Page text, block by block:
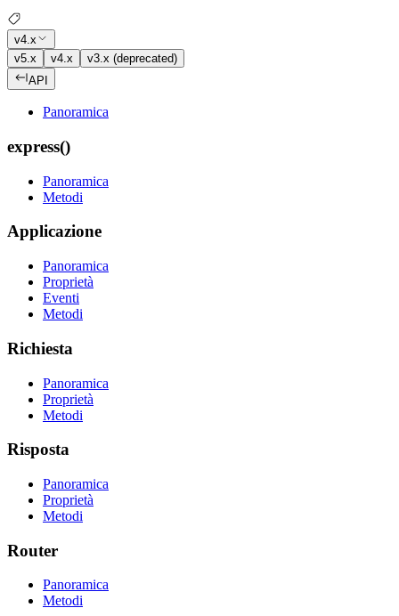
v4.x
v5.x
v4.x
v3.x (deprecated)
API
Panoramica
express()
Panoramica
Metodi
Applicazione
Panoramica
Proprietà
Eventi
Metodi
Richiesta
Panoramica
Proprietà
Metodi
Risposta
Panoramica
Proprietà
Metodi
Router
Panoramica
Metodi